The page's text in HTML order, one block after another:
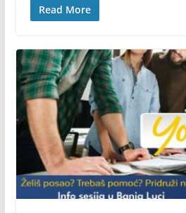
Read More